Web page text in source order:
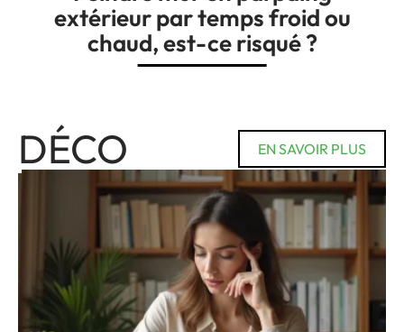
extérieur par temps froid ou
chaud, est-ce risqué ?
DÉCO EN SAVOIR PLUS